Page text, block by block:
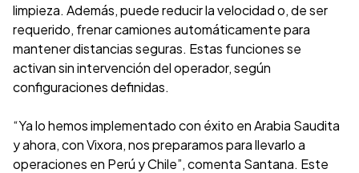
limpieza. Además, puede reducir la velocidad o, de ser
requerido, frenar camiones automáticamente para
mantener distancias seguras. Estas funciones se
activan sin intervención del operador, según
configuraciones definidas.
“Ya lo hemos implementado con éxito en Arabia Saudita
y ahora, con Vixora, nos preparamos para llevarlo a
operaciones en Perú y Chile”, comenta Santana. Este